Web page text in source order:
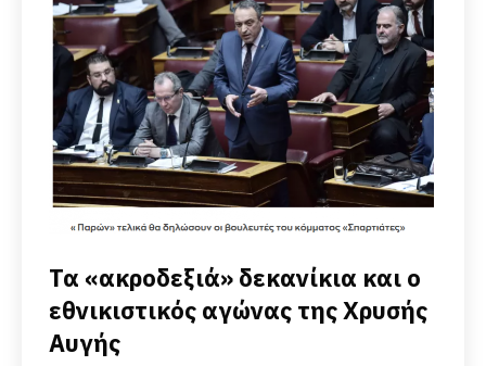
Τα «ακροδεξιά» δεκανίκια και ο
εθνικιστικός αγώνας της Χρυσής
Αυγής